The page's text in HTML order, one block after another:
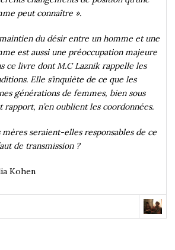
peut connaître ».
du désir entre un homme et une
est aussi une préoccupation majeure
ce livre dont M.C Laznik rappelle les
Elle s’inquiète de ce que les
générations de femmes, bien sous
rapport, n’en oublient les coordonnées.
mères seraient-elles responsables de ce
de transmission ?
Kohen